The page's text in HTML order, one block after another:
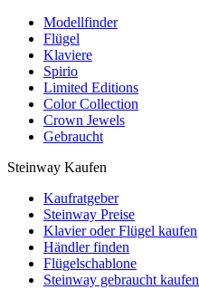
Modellfinder
Flügel
Klaviere
Spirio
Limited Editions
Color Collection
Crown Jewels
Gebraucht
Steinway Kaufen
Kaufratgeber
Steinway Preise
Klavier oder Flügel kaufen
Händler finden
Flügelschablone
Steinway gebraucht kaufen